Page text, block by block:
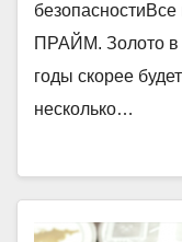
ПРАЙМ. Золото в
годы скорее
несколько…